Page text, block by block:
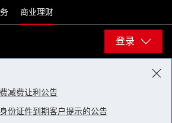
商业理财
登录
减费让利公告
份证件到期客户提示的公告